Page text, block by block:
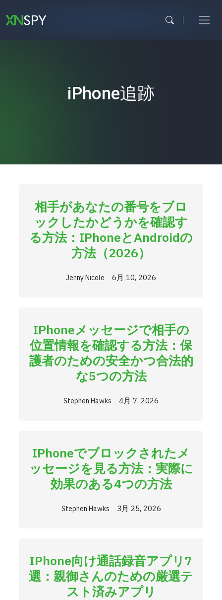
容
を
iPhone追跡
相手があなたの番号をブロ
ックしたかどうかを確認す
る方法：iPhoneとAndroidの
方法（2026）
Jenny Nicole 6月 10, 2026
IPhoneメッセージで相手の
位置情報を確認する方法：保
護者のための安全かつ合法的
な5つの方法
Stephen Hawks 4月 7, 2026
IPhoneでブロックされたメ
ッセージを見る方法：実際に
効果のある4つの方法
Stephen Hawks 3月 25, 2026
IPhone向け通話録音アプリ7
選：親御さんのための厳選テ
スト済みアプリ